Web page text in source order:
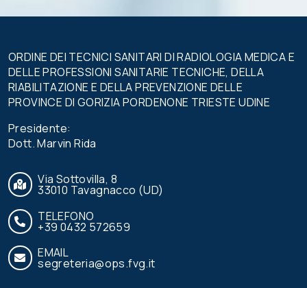
ORDINE DEI TECNICI SANITARI DI RADIOLOGIA MEDICA E
DELLE PROFESSIONI SANITARIE TECNICHE, DELLA
RIABILITAZIONE E DELLA PREVENZIONE DELLE
PROVINCE DI GORIZIA PORDENONE TRIESTE UDINE
Presidente:
Dott. Marvin Rida
Via Sottovilla, 8
33010 Tavagnacco (UD)
TELEFONO
+39 0432 572659
EMAIL
segreteria@ops.fvg.it